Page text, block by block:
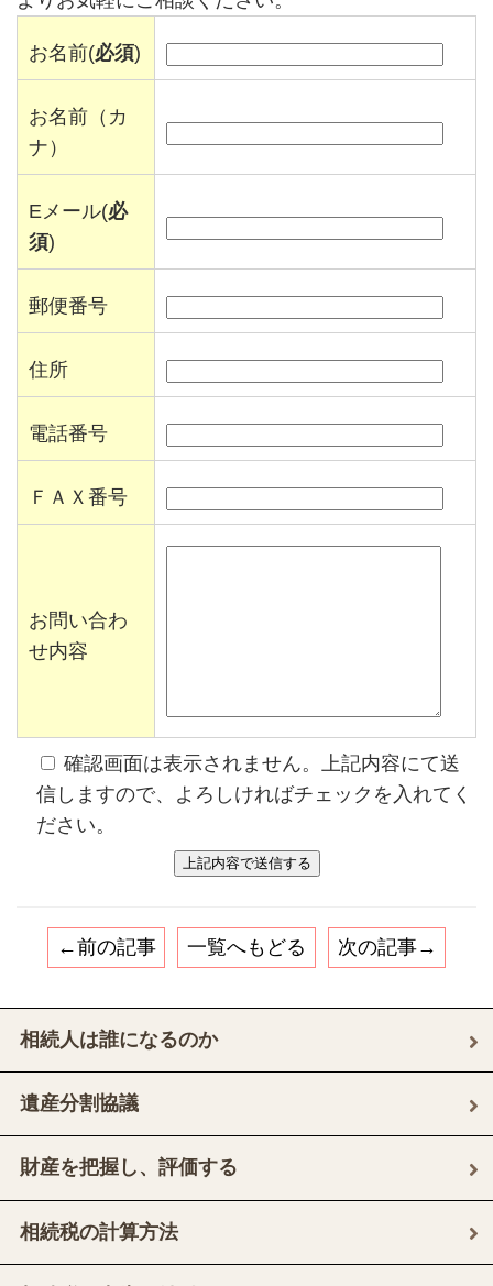
お名前(必須)
お名前（カ
ナ）
Eメール(必
須)
郵便番号
住所
電話番号
ＦＡＸ番号
お問い合わ
せ内容
確認画面は表示されません。上記内容にて送
信しますので、よろしければチェックを入れてく
ださい。
←前の記事 一覧へもどる 次の記事→
相続人は誰になるのか
遺産分割協議
財産を把握し、評価する
相続税の計算方法